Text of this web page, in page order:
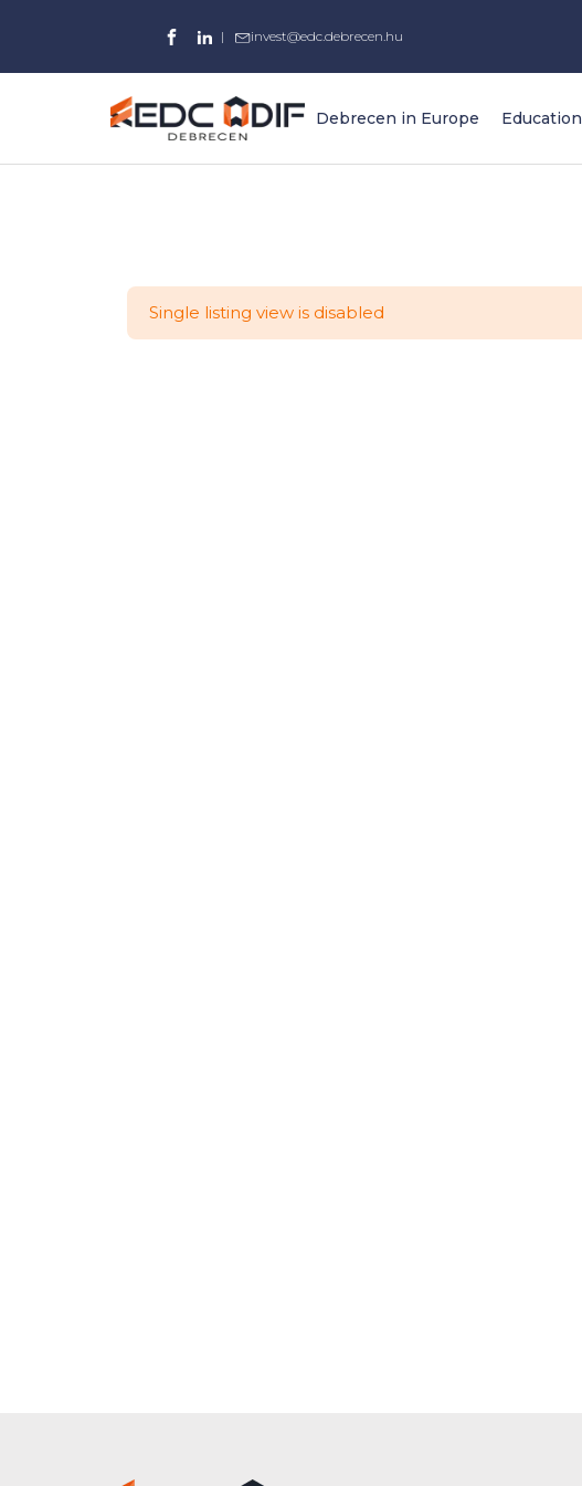
| invest@edc.debrecen.hu
Debrecen in Europe Education
Single listing view is disabled